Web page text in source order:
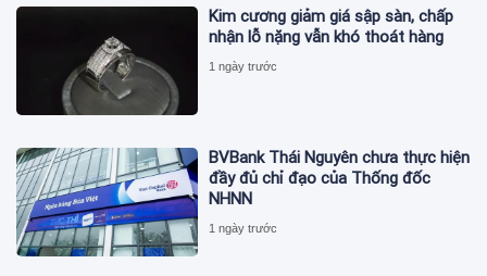
Kim cương giảm giá sập sàn, chấp
nhận lỗ nặng vẫn khó thoát hàng
1 ngày trước
BVBank Thái Nguyên chưa thực hiện
đầy đủ chỉ đạo của Thống đốc
NHNN
1 ngày trước